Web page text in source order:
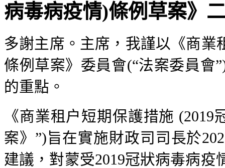
病毒病疫情)條例草案》
多謝主席。主席，我謹以《商業
條例草案》委員會(“法案委員會
的重點。
《商業租户短期保護措施
案》”)旨在實施財政司司長於
建議，對蒙受2019冠狀病毒病